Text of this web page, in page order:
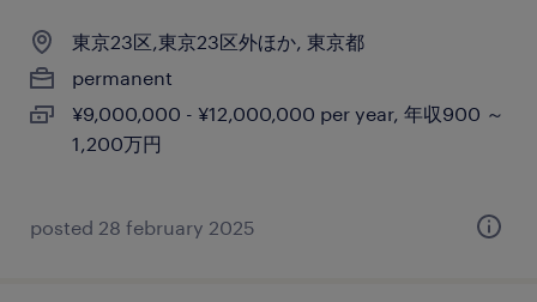
東京23区,東京23区外ほか, 東京都
permanent
¥9,000,000 - ¥12,000,000 per year, 年収900 ～
1,200万円
posted 28 february 2025